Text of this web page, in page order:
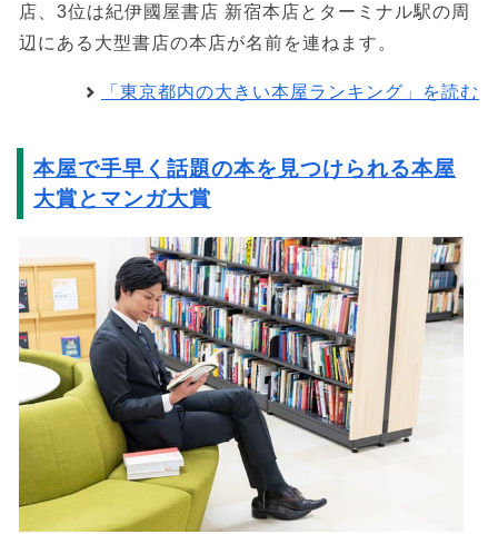
店、3位は紀伊國屋書店 新宿本店とターミナル駅の周
辺にある大型書店の本店が名前を連ねます。
「東京都内の大きい本屋ランキング」を読む
本屋で手早く話題の本を見つけられる本屋
大賞とマンガ大賞